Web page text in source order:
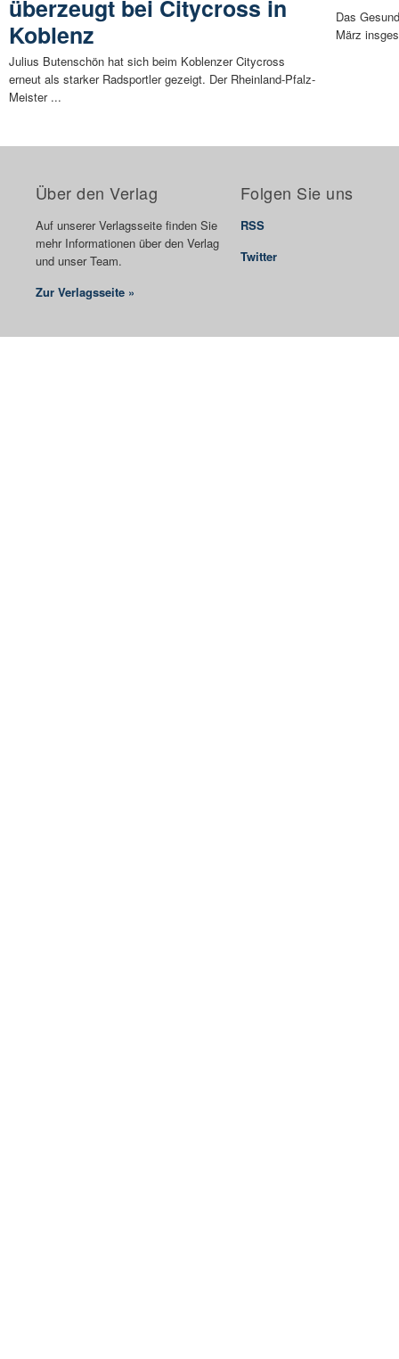
überzeugt bei Citycross in
Koblenz
Julius Butenschön hat sich beim Koblenzer Citycross
erneut als starker Radsportler gezeigt. Der Rheinland-Pfalz-
Meister ...
Das
März
Über den Verlag
Auf unserer Verlagsseite finden Sie
mehr Informationen über den Verlag
und unser Team.
Zur Verlagsseite »
Folgen Sie uns
RSS
Twitter